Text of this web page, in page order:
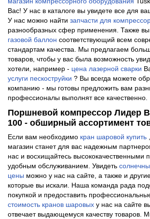
Вас! У нас в каталоге вы увидете все для
У нас можно найти запчасти для
разнообразных сфер применения. Также
газовой баллон соответствующий всем
стандартам качества. Мы предлагаем
товаров, чтобы у вас была возможность
хотели, например - цена лазерной сварки
услуги пескоструйки ? Вы всегда можете
компанию - мы готовы предложить вам
профессионалы выполнят все качественно.
Поршневой компрессор Лидер
100 - обширный ассортимент
Если вам необходимо кран шаровой купить
магазин станет для вас надежным
нас и восхищайтесь высококачественными
удобным обслуживанием. Увидеть
цены можно у нас на сайте, а также и
которые вы искали. Наша команда рада
покупкой и предоставить
стоимость кранов шаровых у нас на сайте
отвечает выдающемуся качеству товаров.